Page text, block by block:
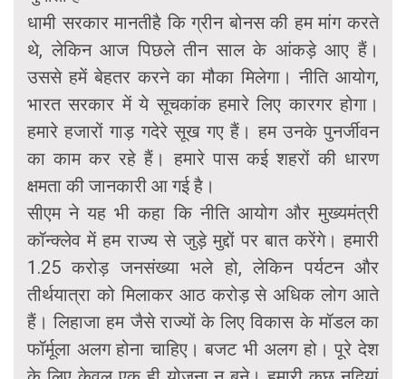
धामी सरकार मानतीहै कि ग्रीन बोनस की हम मांग करते
थे, लेकिन आज पिछले तीन साल के आंकड़े आए हैं।
उससे हमें बेहतर करने का मौका मिलेगा। नीति आयोग,
भारत सरकार में ये सूचकांक हमारे लिए कारगर होगा।
हमारे हजारों गाड़ गदेरे सूख गए हैं। हम उनके पुनर्जीवन
का काम कर रहे हैं। हमारे पास कई शहरों की धारण
क्षमता की जानकारी आ गई है।
सीएम ने यह भी कहा कि नीति आयोग और मुख्यमंत्री
कॉन्क्लेव में हम राज्य से जुड़े मुद्दों पर बात करेंगे। हमारी
1.25 करोड़ जनसंख्या भले हो, लेकिन पर्यटन और
तीर्थयात्रा को मिलाकर आठ करोड़ से अधिक लोग आते
हैं। लिहाजा हम जैसे राज्यों के लिए विकास के मॉडल का
फॉर्मूला अलग होना चाहिए। बजट भी अलग हो। पूरे देश